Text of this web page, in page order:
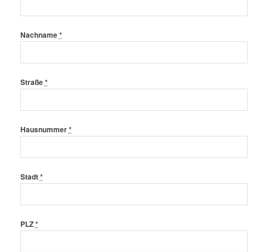
Nachname*
Straße*
Hausnummer*
Stadt*
PLZ*